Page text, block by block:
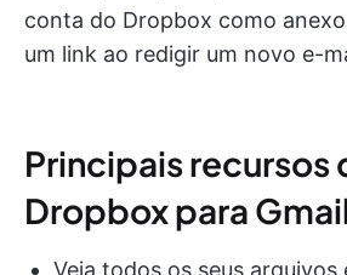
conta do Dropbox como
um link ao redigir um novo e-
Principais recursos
Dropbox para
Veja todos os seus arquivos